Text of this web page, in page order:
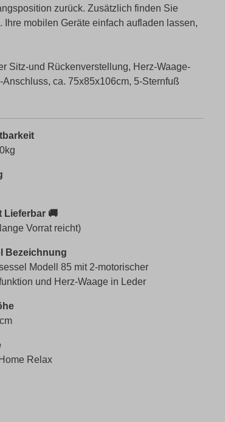
zurück. Zusätzlich finden Sie
mobilen Geräte einfach aufladen lassen,
Sitz-und Rückenverstellung, Herz-Waage-
ca. 75x85x106cm, 5-Sternfuß
Lieferbar 🚚
Vorrat reicht)
Bezeichnung
Modell 85 mit 2-motorischer
und Herz-Waage in Leder
Relax